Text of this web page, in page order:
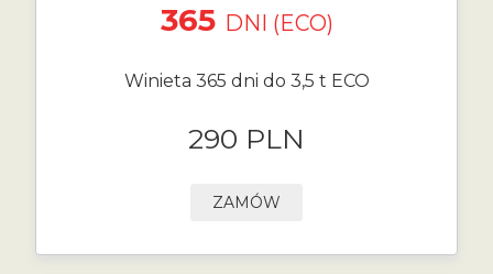
365 DNI (ECO)
Winieta 365 dni do 3,5 t ECO
290 PLN
ZAMÓW